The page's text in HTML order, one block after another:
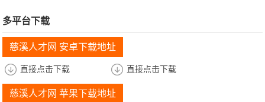
多平台下载
慈溪人才网 安卓下载地址
直接点击下载 直接点击下载
慈溪人才网 苹果下载地址